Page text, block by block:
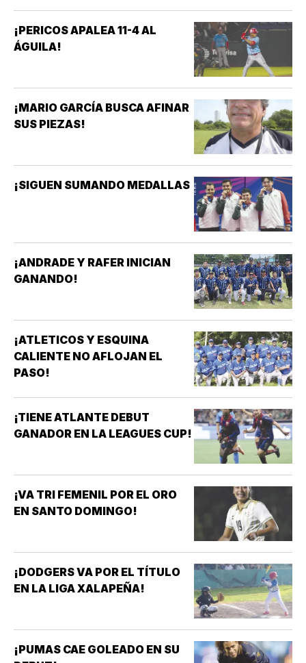
¡PERICOS APALEA 11-4 AL
ÁGUILA!
¡MARIO GARCÍA BUSCA AFINAR
SUS PIEZAS!
¡SIGUEN SUMANDO MEDALLAS
¡ANDRADE Y RAFER INICIAN
GANANDO!
¡ATLETICOS Y ESQUINA
CALIENTE NO AFLOJAN EL
PASO!
¡TIENE ATLANTE DEBUT
GANADOR EN LA LEAGUES CUP!
¡VA TRI FEMENIL POR EL ORO
EN SANTO DOMINGO!
¡DODGERS VA POR EL TÍTULO
EN LA LIGA XALAPEÑA!
¡PUMAS CAE GOLEADO EN SU